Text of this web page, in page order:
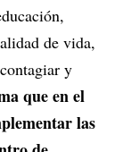
de vida,
y
que en el
las